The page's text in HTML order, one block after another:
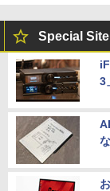
Special Site
3